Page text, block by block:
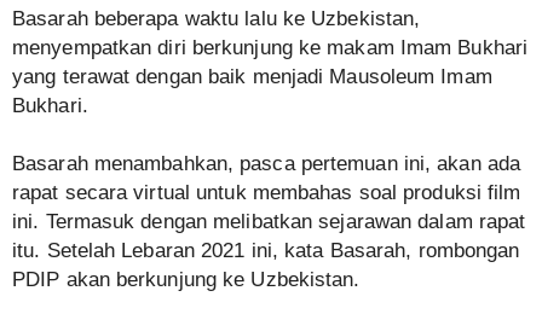
Basarah beberapa waktu lalu ke Uzbekistan,
menyempatkan diri berkunjung ke makam Imam Bukhari
yang terawat dengan baik menjadi Mausoleum Imam
Bukhari.
Basarah menambahkan, pasca pertemuan ini, akan ada
rapat secara virtual untuk membahas soal produksi film
ini. Termasuk dengan melibatkan sejarawan dalam rapat
itu. Setelah Lebaran 2021 ini, kata Basarah, rombongan
PDIP akan berkunjung ke Uzbekistan.